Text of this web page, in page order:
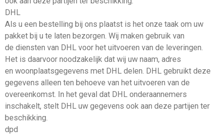
DHL
Als u een bestelling bij ons plaatst is het onze taak om uw
pakket bij u te laten bezorgen. Wij maken gebruik van
de diensten van DHL voor het uitvoeren van de leveringen.
Het is daarvoor noodzakelijk dat wij uw naam, adres
en woonplaatsgegevens met DHL delen. DHL gebruikt deze
gegevens alleen ten behoeve van het uitvoeren van de
overeenkomst. In het geval dat DHL onderaannemers
inschakelt, stelt DHL uw gegevens ook aan deze partijen ter
beschikking.
dpd